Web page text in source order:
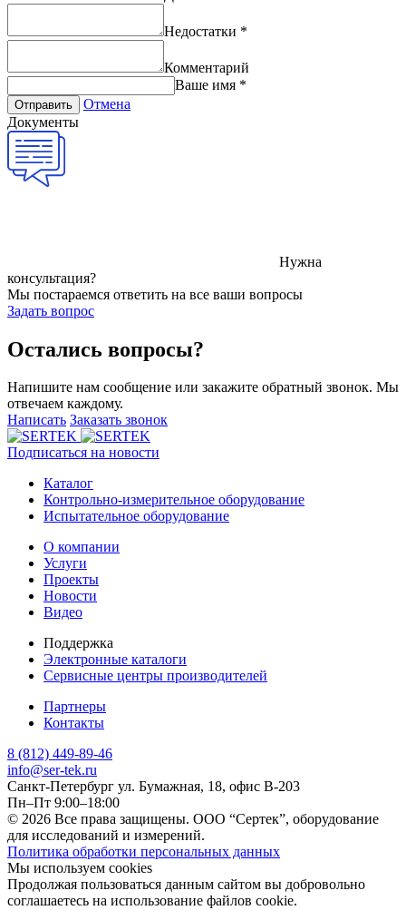
Недостатки *
Комментарий
Ваше имя *
Отправить
Отмена
Документы
Нужна
консультация?
Мы постараемся ответить на все ваши вопросы
Задать вопрос
Остались вопросы?
Напишите нам сообщение или закажите обратный звонок. Мы
отвечаем каждому.
Написать Заказать звонок
Подписаться на новости
Каталог
Контрольно-измерительное оборудование
Испытательное оборудование
О компании
Услуги
Проекты
Новости
Видео
Поддержка
Электронные каталоги
Сервисные центры производителей
Партнеры
Контакты
8 (812) 449-89-46
info@ser-tek.ru
Санкт-Петербург ул. Бумажная, 18, офис B-203
Пн–Пт 9:00–18:00
© 2026 Все права защищены. ООО “Сертек”, оборудование
для исследований и измерений.
Политика обработки персональных данных
Мы используем cookies
Продолжая пользоваться данным сайтом вы добровольно
соглашаетесь на использование файлов cookie.